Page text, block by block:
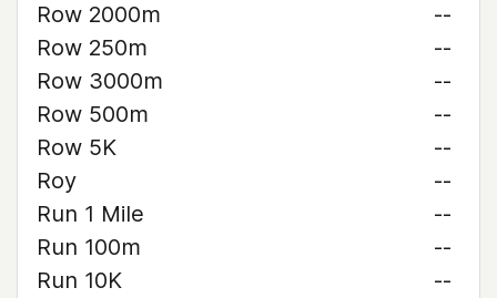
Row 2000m
--
Row 250m
--
Row 3000m
--
Row 500m
--
Row 5K
--
Roy
--
Run 1 Mile
--
Run 100m
--
Run 10K
--